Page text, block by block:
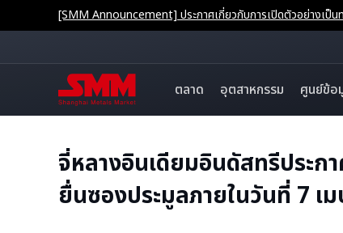
[SMM Announcement] ประกาศเกี่ยวกับการเปิดตัวอย่างเป็
ตลาด อุตสาหกรรม ศูนย์ข้อ
จี่หลางอินเดียมอินดัสทรีประ
ยื่นซองประมูลภายในวันที่ 7 เ